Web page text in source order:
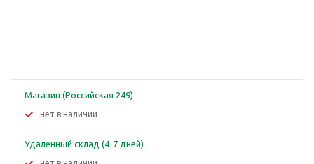
Магазин (Российская 249)
Нет в наличии
Удаленный склад (4-7 дней)